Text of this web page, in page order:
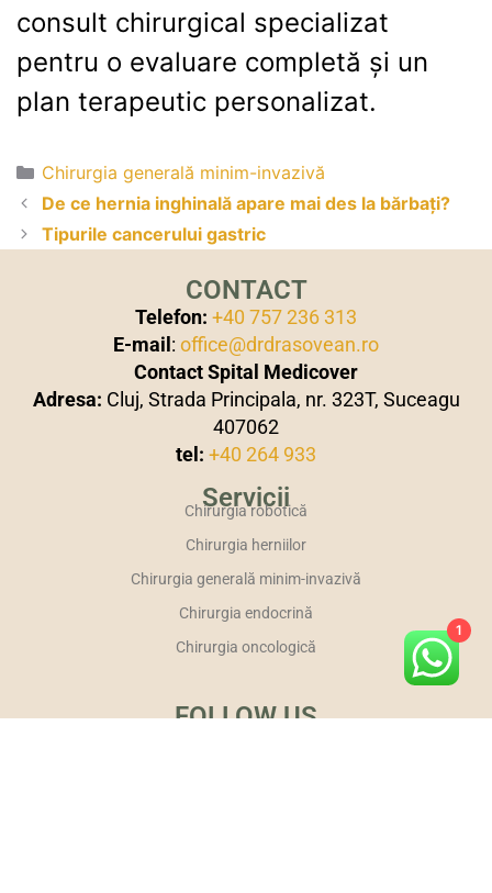
consult chirurgical specializat
pentru o evaluare completă și un
plan terapeutic personalizat.
Chirurgia generală minim-invazivă
De ce hernia inghinală apare mai des la bărbați?
Tipurile cancerului gastric
CONTACT
Telefon: +40 757 236 313
E-mail : office@drdrasovean.ro
Contact Spital Medicover
Adresa: Cluj, Strada Principala, nr. 323T, Suceagu
407062
tel: +40 264 933
Servicii
Chirurgia robotică
Chirurgia herniilor
Chirurgia generală minim-invazivă
Chirurgia endocrină
Chirurgia oncologică
FOLLOW US
1